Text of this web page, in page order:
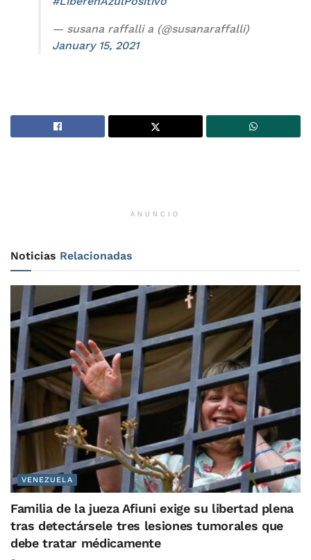
— susana raffalli a (@susanaraffalli)
January 15, 2021
ANUNCIO
Noticias Relacionadas
VENEZUELA
Familia de la jueza Afiuni exige su libertad plena
tras detectársele tres lesiones tumorales que
debe tratar médicamente